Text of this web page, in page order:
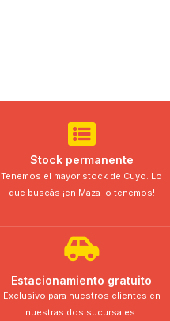
Stock permanente
Tenemos el mayor stock de Cuyo. Lo
que buscás ¡en Maza lo tenemos!
Estacionamiento gratuito
Exclusivo para nuestros clientes en
nuestras dos sucursales.